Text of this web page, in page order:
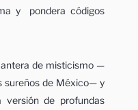
y pondera códigos
de misticismo —
sureños de México— y
de profundas